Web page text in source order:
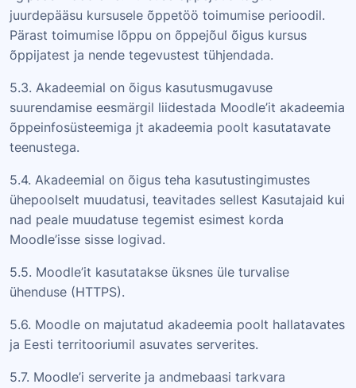
juurdepääsu kursusele õppetöö toimumise perioodil.
Pärast toimumise lõppu on õppejõul õigus kursus
õppijatest ja nende tegevustest tühjendada.
5.3. Akadeemial on õigus kasutusmugavuse
suurendamise eesmärgil liidestada Moodle’it akadeemia
õppeinfosüsteemiga jt akadeemia poolt kasutatavate
teenustega.
5.4. Akadeemial on õigus teha kasutustingimustes
ühepoolselt muudatusi, teavitades sellest Kasutajaid kui
nad peale muudatuse tegemist esimest korda
Moodle’isse sisse logivad.
5.5. Moodle’it kasutatakse üksnes üle turvalise
ühenduse (HTTPS).
5.6. Moodle on majutatud akadeemia poolt hallatavates
ja Eesti territooriumil asuvates serverites.
5.7. Moodle’i serverite ja andmebaasi tarkvara